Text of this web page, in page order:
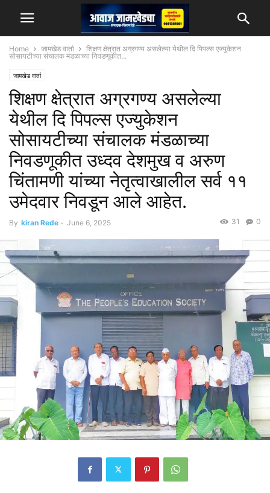
Home जामखेड वार्ता
शिक्षण क्षेत्रात अग्रगण्य असलेल्या येथील दि पिपल्स एज्युकेशन
सोसायटीच्या संचालक मंडळाच्या निवडणूकीत...
जामखेड वार्ता
शिक्षण क्षेत्रात अग्रगण्य असलेल्या
येथील दि पिपल्स एज्युकेशन
सोसायटीच्या संचालक मंडळाच्या
निवडणूकीत उध्दव देशमुख व अरुण
चिंतामणी यांच्या नेतृत्वाखालील सर्व ११
उमेदवार निवडून आले आहेत.
By kiran Rede - June 6, 2025 0
31